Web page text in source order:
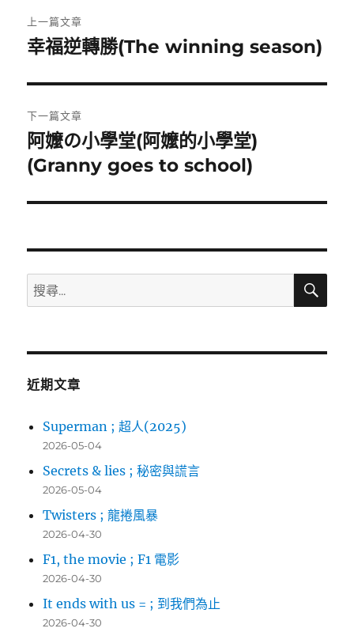
章
覽
上一篇文章
上
篇
文
章:
幸福逆轉勝(The winning season)
下一篇文章
下
一
文
阿嬤の小學堂(阿嬤的小學堂)
(Granny goes to school)
搜
尋
鍵
搜
近期文章
Superman ; 超人(2025)
2026-05-04
Secrets & lies ; 秘密與謊言
2026-05-04
Twisters ; 龍捲風暴
2026-04-30
F1, the movie ; F1 電影
2026-04-30
It ends with us = ; 到我們為止
2026-04-30